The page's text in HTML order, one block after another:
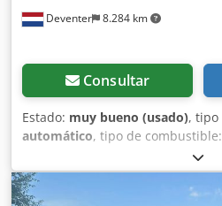
Deventer 8.284 km
Consultar
Estado: muy bueno (usado), tipo
automático, tipo de combustible:
, Año de fabricación:2016
funcionamiento:2.058 h,
Opciones y accesorios